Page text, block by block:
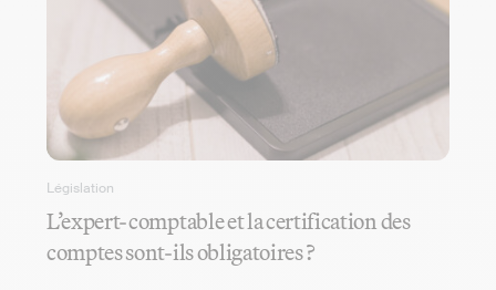
Législation
L’expert-comptable et la certification des
comptes sont-ils obligatoires ?